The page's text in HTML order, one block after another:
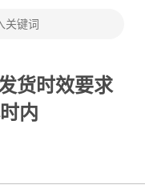
货时效要求
内